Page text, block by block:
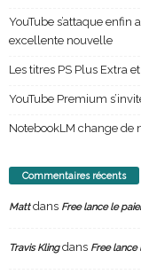
YouTube s’attaque enfin
excellente nouvelle
Les titres PS Plus Extra
YouTube Premium
NotebookLM change de
Commentaires récents
Mattdans Free lance le
Travis Klingdans Free lance